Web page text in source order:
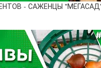
- САЖЕНЦЫ "МЕГАСАД"